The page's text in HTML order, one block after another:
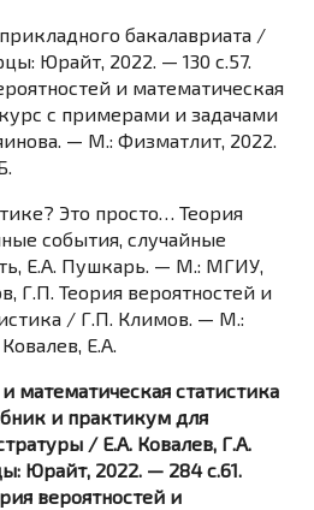
бакалавриата /
Юрайт, 2022. — 130 c.57.
и математическая
с примерами и задачами
— М.: Физматлит, 2022.
Это просто… Теория
события, случайные
Е.А. Пушкарь. — М.: МГИУ,
Г.П. Теория вероятностей и
/ Г.П. Климов. — М.:
Е.А.
математическая статистика
и практикум для
/ Е.А. Ковалев, Г.А.
Юрайт, 2022. — 284 c.61.
вероятностей и